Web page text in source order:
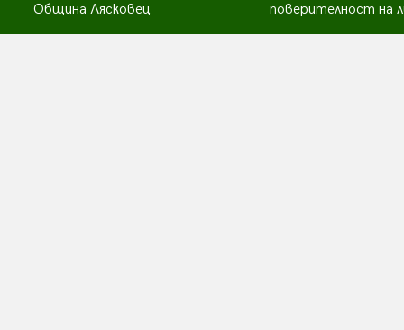
Община Лясковец
поверителност на